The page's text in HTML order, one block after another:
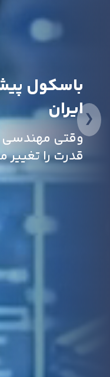
باسکول
ایران
وقتی مهندسی
قدرت را
❮